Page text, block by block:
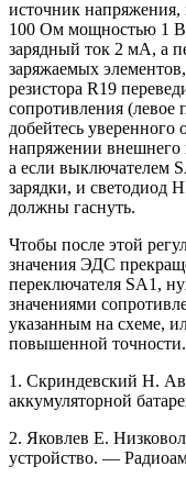
источник
100 Ом мощностью 1
зарядный ток 2 мА, а
заряжаемых
резистора R19
сопротивления (левое
добейтесь уверенного
напряжении внешнего
а если выключателем
зарядки, и светодиод
должны гаснуть.
Чтобы после этой
значения ЭДС
переключателя SA1,
значениями
указанным на схеме,
повышенной точности.
1. Скриндевский Н.
аккумуляторной
2. Яковлев Е.
устройство. —